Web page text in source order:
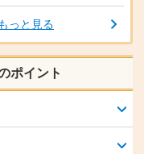
っと見る
ポイント